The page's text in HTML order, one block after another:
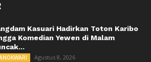
Kasuari Hadirkan Toton Karibo
Komedian Yewen di Malam
Agustus 8, 2026